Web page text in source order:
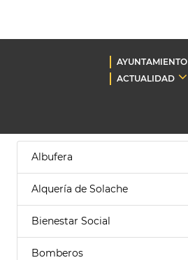
AYUNTAMIENTO
ACTUALIDAD
Albufera
Alquería de Solache
Bienestar Social
Bomberos